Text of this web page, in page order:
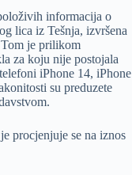
informacija o
lica iz Tešnja, izvršena
je prilikom
za koju nije postojala
iPhone 14, iPhone
su preduzete
procjenjuje se na iznos